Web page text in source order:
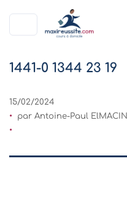
1441-0 1344 23 19
15/02/2024
par Antoine-Paul ElMACIN